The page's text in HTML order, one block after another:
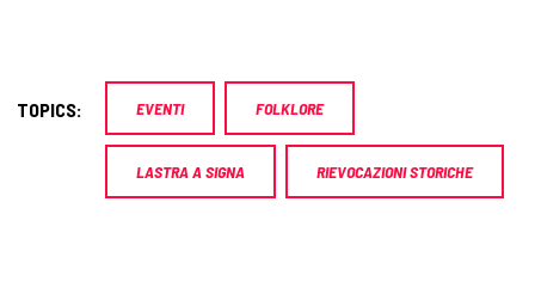
TOPICS: EVENTI FOLKLORE
LASTRA A SIGNA RIEVOCAZIONI STORICHE